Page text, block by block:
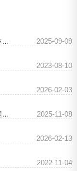
● 菱形土工格栅检测机构：中钢国检全方位保障检测质量 2025-09-09
2023-08-10
2026-02-03
● 四川锚具夹片检测项目：全方位保障工程安全 2025-11-08
2026-02-13
2022-11-04